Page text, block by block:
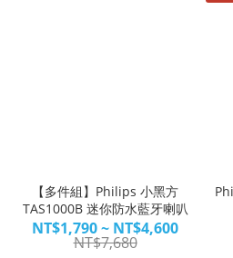
【多件組】Philips 小黑方
TAS1000B 迷你防水藍牙喇叭
NT$1,790 ~ NT$4,600
NT$7,680